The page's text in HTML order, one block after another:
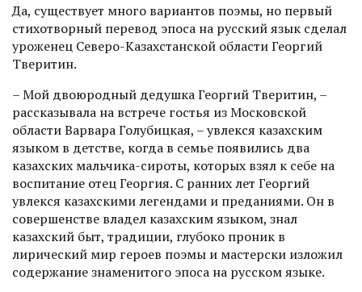
Да, существует много вариантов поэмы, но первый
стихотворный перевод эпоса на русский язык сделал
уроженец Северо-Казахстанской области Георгий
Тверитин.
– Мой двоюродный дедушка Георгий Тверитин, –
рассказывала на встрече гостья из Московской
области Варвара Голубицкая, – увлекся казахским
языком в детстве, когда в семье появились два
казахских мальчика-сироты, которых взял к себе на
воспитание отец Георгия. С ранних лет Георгий
увлекся казахскими легендами и преданиями. Он в
совершенстве владел казахским языком, знал
казахский быт, традиции, глубоко проник в
лирический мир героев поэмы и мастерски изложил
содержание знаменитого эпоса на русском языке.